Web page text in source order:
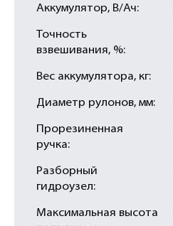
Аккумулятор, В/Ач:
Точность
взвешивания, %:
Вес аккумулятора, кг:
Диаметр рулонов, мм:
Прорезиненная
ручка:
Разборный
гидроузел:
Максимальная высота